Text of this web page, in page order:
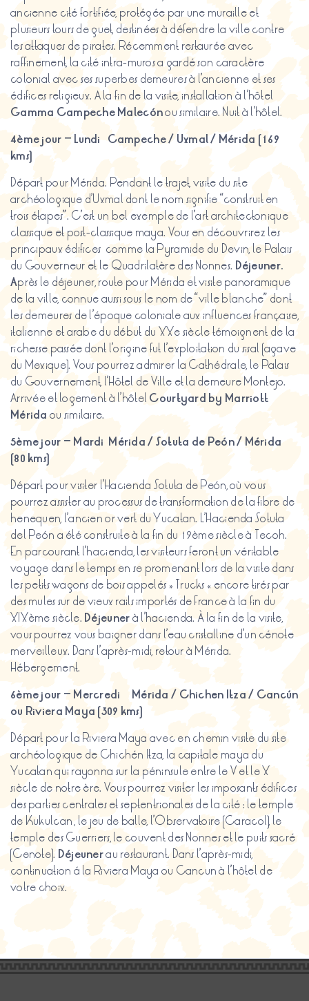
ancienne cité fortifiée, protégée par une muraille et
plusieurs tours de guet, destinées à défendre la ville contre
les attaques de pirates. Récemment restaurée avec
raffinement, la cité intra-muros a gardé son caractère
colonial avec ses superbes demeures à l’ancienne et ses
édifices religieux. A la fin de la visite, installation à l’hôtel
Gamma CampecheMalecónou similaire. Nuit à l’hôtel.
4ème jour – Lundi Campeche / Uxmal / Mérida (169
kms)
Départ pour Mérida. Pendant le trajet, visite du site
archéologique d’Uxmal dont le nom signifie “construit en
trois étapes”. C’est un bel exemple de l’art architectonique
classique et post-classique maya. Vous en découvrirez les
principaux édifices comme la Pyramide du Devin, le Palais
du Gouverneur et le Quadrilatère des Nonnes. Déjeuner.
Après le déjeuner, route pour Mérida et visite panoramique
de la ville, connue aussi sous le nom de “ville blanche” dont
les demeures de l’époque coloniale aux influences française,
italienne et arabe du début du XXe siècle témoignent de la
richesse passée dont l’origine fut l’exploitation du sisal (agave
du Mexique). Vous pourrez admirer la Cathédrale, le Palais
du Gouvernement, l’Hôtel de Ville et la demeure Montejo.
Arrivée et logement à l’hôtel Courtyard by Marriott
Mérida ou similaire.
5èmejour – Mardi Mérida /Sotuta de Peón / Mérida
(80 kms)
Départ pour visiter l’Hacienda Sotuta de Peón, où vous
pourrez assister au processus de transformation de la fibre de
henequen, l’ancien or vert du Yucatan. L’Hacienda Sotuta
del Peón a été construite à la fin du 19ème siècle à Tecoh.
En parcourant l’hacienda, les visiteurs feront un véritable
voyage dans le temps en se promenant lors de la visite dans
les petits wagons de bois appelés « Trucks » encore tirés par
des mules sur de vieux rails importés de France à la fin du
XIXème siècle. Déjeunerà l’hacienda. À la fin de la visite,
vous pourrez vous baigner dans l’eau cristalline d’un cénote
merveilleux. Dans l’après-midi, retour à Mérida.
Hébergement.
6èmejour – Mercredi Mérida / Chichen Itza/ Cancún
ou Riviera Maya (309 kms)
Départ pour la Riviera Maya avec en chemin visite du site
archéologique de Chichén Itza, la capitale maya du
Yucatan qui rayonna sur la péninsule entre le V et le X
siècle de notre ère. Vous pourrez visiter les imposants édifices
des parties centrales et septentrionales de la cité : le temple
de Kukulcan , le jeu de balle, l’Observatoire (Caracol), le
temple des Guerriers, le couvent des Nonnes et le puits sacré
(Cenote). Déjeunerau restaurant. Dans l’après-midi,
continuation á la Riviera Maya ou Cancun à l’hôtel de
votre choix.